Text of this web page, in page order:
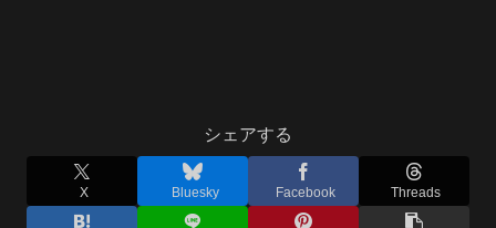
シェアする
X Bluesky Facebook Threads